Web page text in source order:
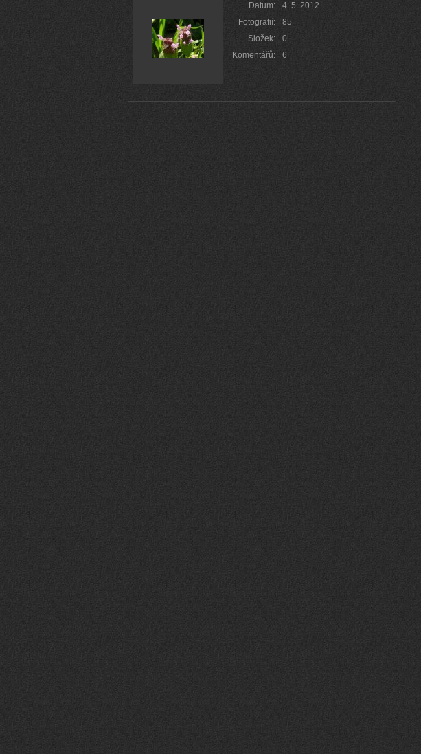
Datum:
4. 5. 2012
Fotografií:
85
Složek:
0
Komentářů:
6